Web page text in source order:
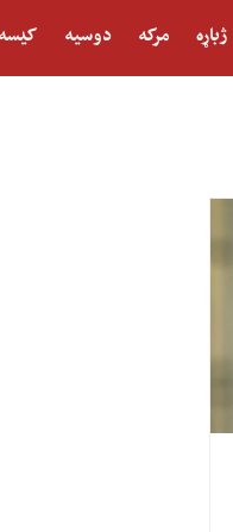
ژباړه مرکه دوسیه کیسه